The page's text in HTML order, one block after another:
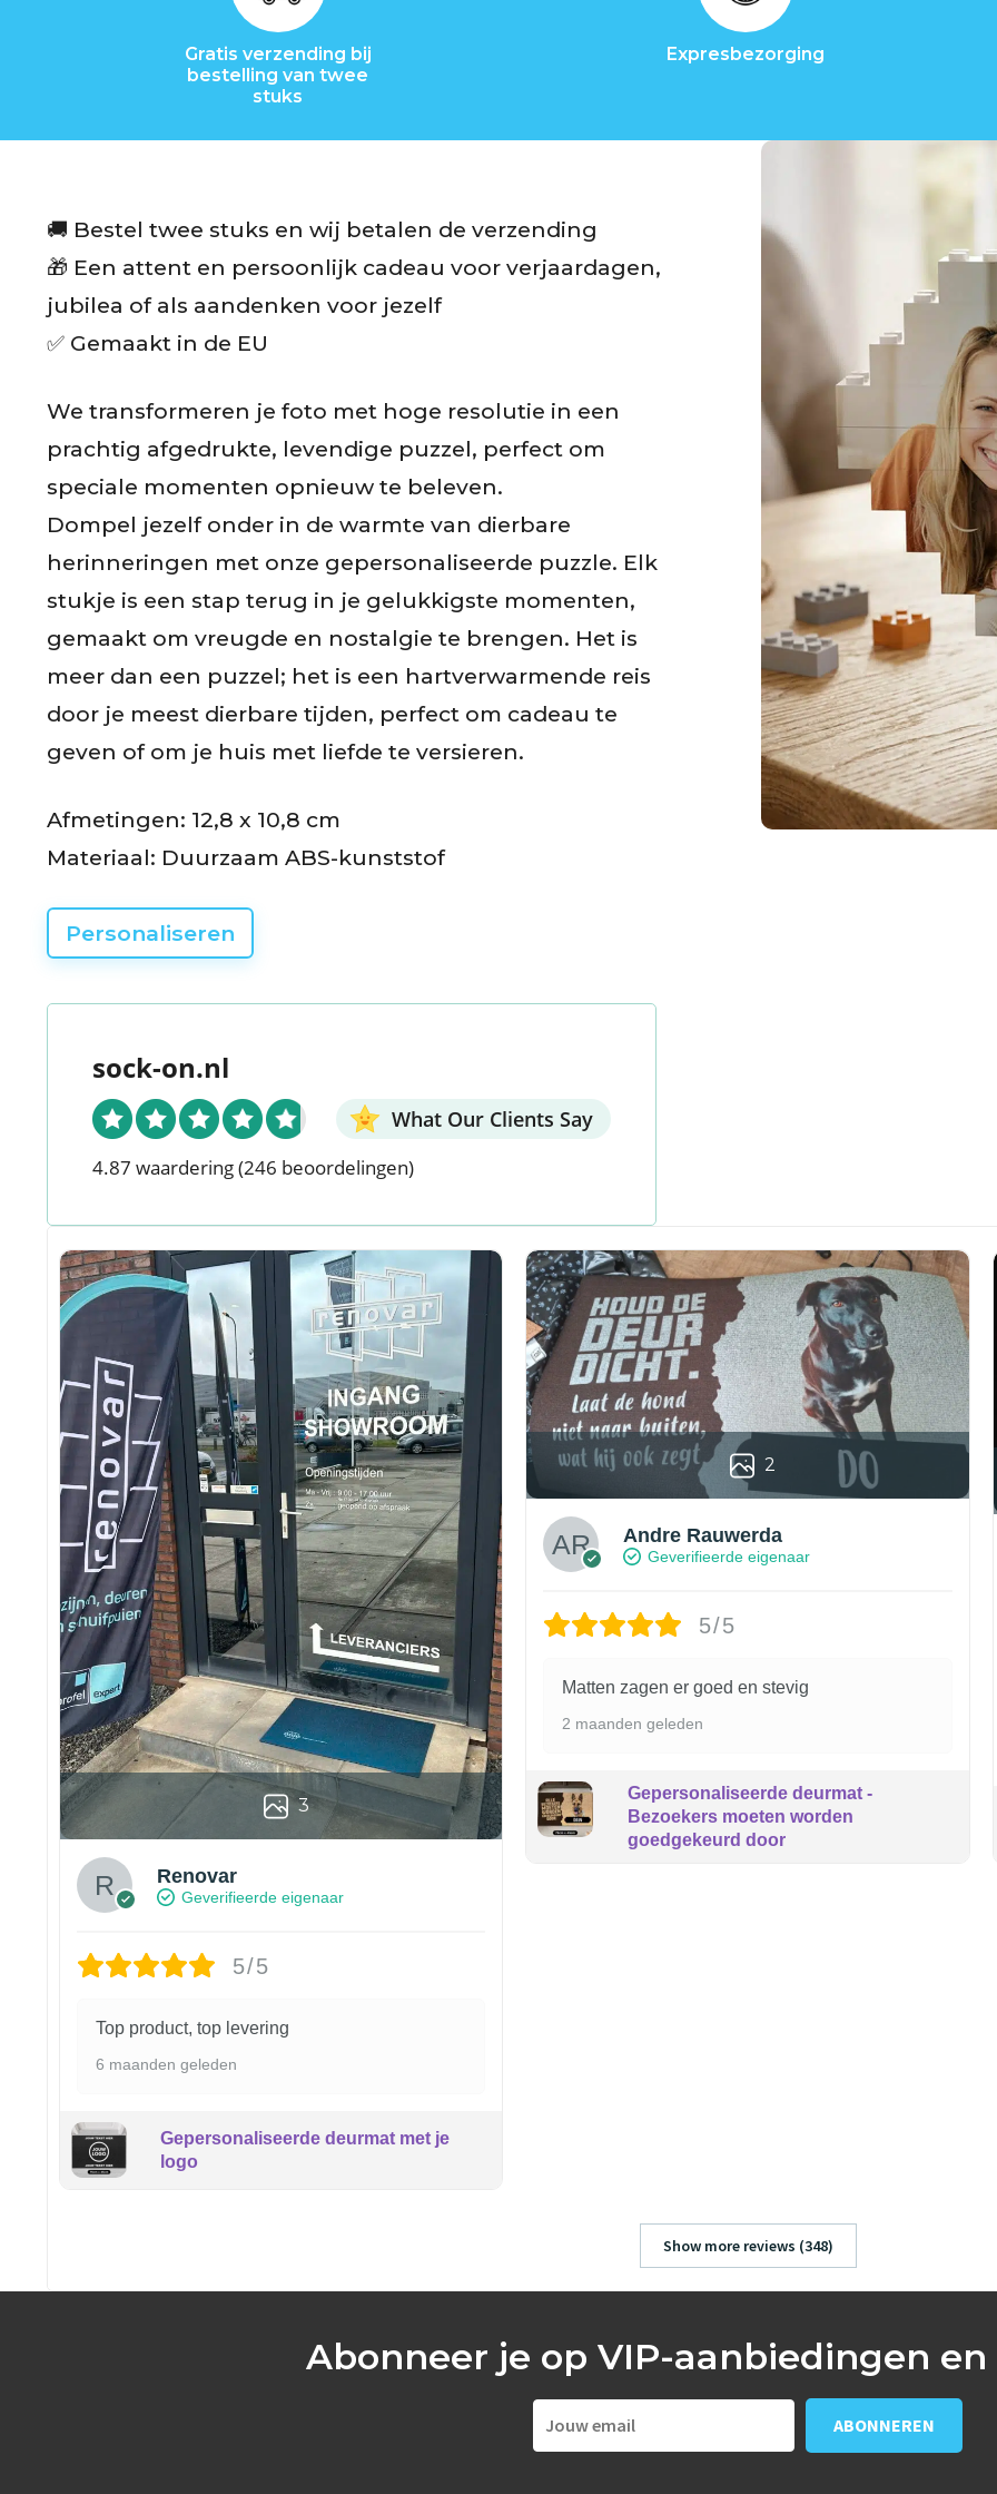
d
C
o
a
c
B
e
o
r
e
i
n
g
e
n
Gratis verzending bij
bestelling van twee
stuks
Expresbezorging
🚚 Bestel twee stuks en wij betalen de verzending
🎁 Een attent en persoonlijk cadeau voor verjaardagen,
jubilea of als aandenken voor jezelf
✅ Gemaakt in de EU
We transformeren je foto met hoge resolutie in een
prachtig afgedrukte, levendige puzzel, perfect om
speciale momenten opnieuw te beleven.
Dompel jezelf onder in de warmte van dierbare
herinneringen met onze gepersonaliseerde puzzle. Elk
stukje is een stap terug in je gelukkigste momenten,
gemaakt om vreugde en nostalgie te brengen. Het is
meer dan een puzzel; het is een hartverwarmende reis
door je meest dierbare tijden, perfect om cadeau te
geven of om je huis met liefde te versieren.
Afmetingen: 12,8 x 10,8 cm
Materiaal: Duurzaam ABS-kunststof
Personaliseren
sock-on.nl
What Our Clients Say
4.87 waardering(246 beoordelingen)
3
Renovar
Geverifieerde eigenaar
5/5
Top product, top levering
6 maanden geleden
Gepersonaliseerde deurmat met je
logo
2
Andre Rauwerda
Geverifieerde eigenaar
5/5
Matten zagen er goed en stevig
2 maanden geleden
Gepersonaliseerde deurmat -
Bezoekers moeten worden
goedgekeurd door
Show more reviews (348)
Abonneer je op VIP-aanbiedingen